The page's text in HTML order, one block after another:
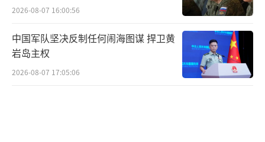
2026-08-07 16:00:56
中国军队坚决反制任何闹海图谋 捍卫黄
岩岛主权
2026-08-07 17:05:06